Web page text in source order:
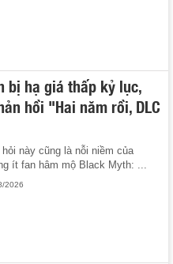
bị hạ giá thấp kỷ lục,
hồi "Hai năm rồi, DLC
hỏi này cũng là nỗi niềm của
ít fan hâm mộ Black Myth: ...
2026